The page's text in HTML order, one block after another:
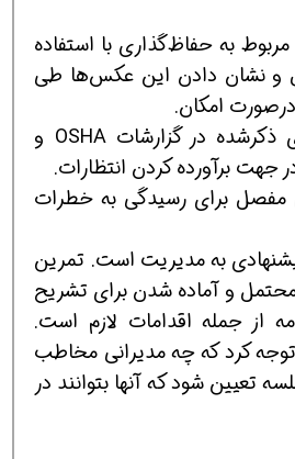
به حفاظ‌گذاری با استفاده
و نشان دادن این عكس‌ها طی
امكان.
- تایید رفع كاستی‌های ذكرشده در گزارشات OSHA و
جهت برآورده كردن انتظارات.
برای رسیدگی به خطرات
به مدیریت است. تمرین
و آماده شدن برای تشریح
از جمله اقدامات لازم است.
كرد كه چه مدیرانی مخاطب
تعیین شود كه آنها بتوانند در